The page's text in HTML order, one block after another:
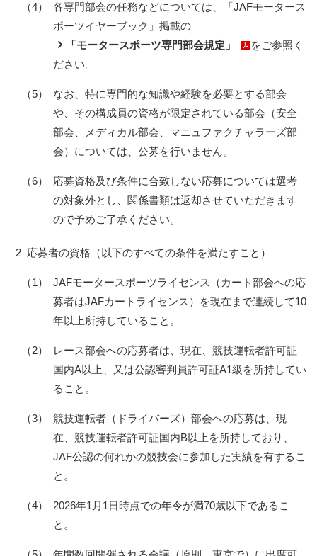
（4）
各専門部会の任務などについては、「JAFモータース
ポーツイヤーブック」掲載の
「モータースポーツ専門部会規定」
をご参照く
ださい。
（5）
なお、特に専門的な知識や経験を必要とする部会
や、その構成員の資格が限定されている部会（安全
部会、メディカル部会、マニュファクチャラーズ部
会）については、公募を行いません。
（6）
応募資格及び条件に合致しない応募については選考
の対象外とし、関係書類は返却させていただきます
ので予めご了承ください。
2 応募者の資格（以下のすべての条件を満たすこと）
（1）
JAFモータースポーツライセンス（カート部会への応
募者はJAFカートライセンス）を現在まで連続して10
年以上所持していること。
（2）
レース部会への応募者は、現在、競技運転者許可証
国内A以上、又は公認審判員許可証A1級を所持してい
ること。
（3）
競技運転者（ドライバーズ）部会への応募は、現
在、競技運転者許可証国内B以上を所持しており、
JAF公認の何れかの競技会に参加した実績を有するこ
と。
（4）
2026年1月1日時点での年令が満70歳以下であるこ
と。